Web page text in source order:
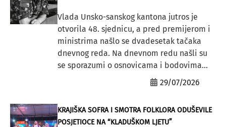
Vlada Unsko-sanskog kantona jutros je
otvorila 48. sjednicu, a pred premijerom i
ministrima našlo se dvadesetak tačaka
dnevnog reda. Na dnevnom redu našli su
se sporazumi o osnovicama i bodovima...
29/07/2026
KRAJIŠKA SOFRA I SMOTRA FOLKLORA ODUŠEVILE
POSJETIOCE NA “KLADUŠKOM LJETU”